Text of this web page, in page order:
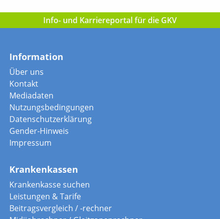
Info- und Karriereportal für die GKV
Information
Über uns
Kontakt
Mediadaten
Nutzungsbedingungen
Datenschutzerklärung
Gender-Hinweis
Impressum
Krankenkassen
Krankenkasse suchen
Leistungen & Tarife
Beitragsvergleich / -rechner